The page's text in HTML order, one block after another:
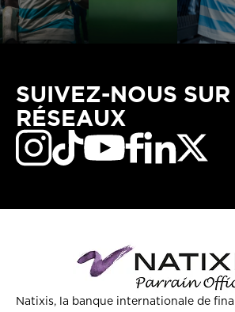
SUIVEZ-NOUS SUR
RÉSEAUX
Natixis, la banque internationale de